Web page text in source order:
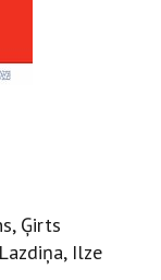
Ģirts
Ilze